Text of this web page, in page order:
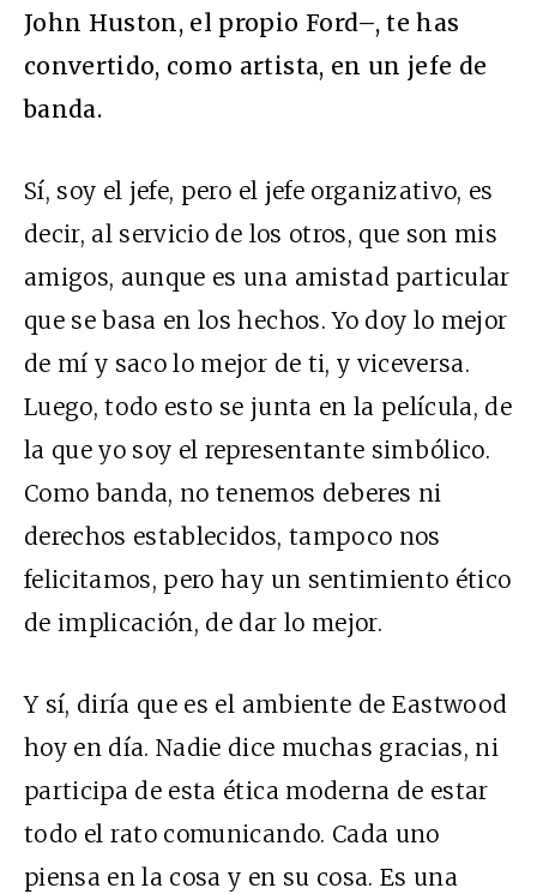
John Huston, el propio Ford–, te has
convertido, como artista, en un jefe de
banda.
Sí, soy el jefe, pero el jefe organizativo, es
decir, al servicio de los otros, que son mis
amigos, aunque es una amistad particular
que se basa en los hechos. Yo doy lo mejor
de mí y saco lo mejor de ti, y viceversa.
Luego, todo esto se junta en la película, de
la que yo soy el representante simbólico.
Como banda, no tenemos deberes ni
derechos establecidos, tampoco nos
felicitamos, pero hay un sentimiento ético
de implicación, de dar lo mejor.
Y sí, diría que es el ambiente de Eastwood
hoy en día. Nadie dice muchas gracias, ni
participa de esta ética moderna de estar
todo el rato comunicando. Cada uno
piensa en la cosa y en su cosa. Es una